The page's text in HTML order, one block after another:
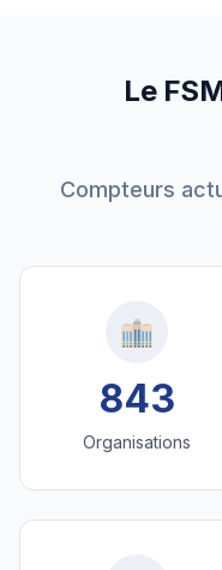
Le
Compteurs
843
Organisations